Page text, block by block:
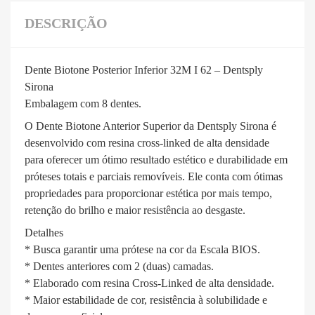
DESCRIÇÃO
Dente Biotone Posterior Inferior 32M I 62 – Dentsply
Sirona
Embalagem com 8 dentes.
O Dente Biotone Anterior Superior da Dentsply Sirona é
desenvolvido com resina cross-linked de alta densidade
para oferecer um ótimo resultado estético e durabilidade em
próteses totais e parciais removíveis. Ele conta com ótimas
propriedades para proporcionar estética por mais tempo,
retenção do brilho e maior resistência ao desgaste.
Detalhes
* Busca garantir uma prótese na cor da Escala BIOS.
* Dentes anteriores com 2 (duas) camadas.
* Elaborado com resina Cross-Linked de alta densidade.
* Maior estabilidade de cor, resistência à solubilidade e